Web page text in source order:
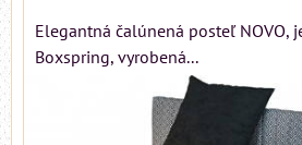
Elegantná čalúnená posteľ NOVO,
Boxspring, vyrobená...